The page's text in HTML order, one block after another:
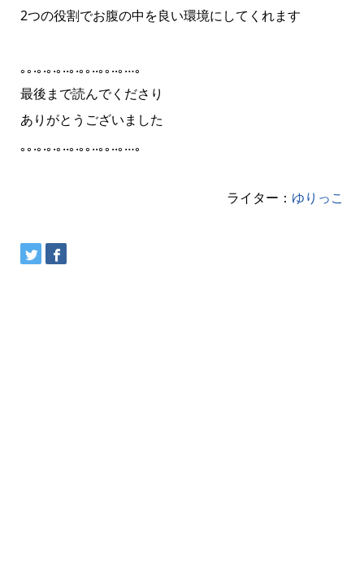
2つの役割でお腹の中を良い環境にしてくれます
｡｡.｡.｡.｡..｡.｡｡..｡｡..｡…。‎
最後まで読んでくださり
ありがとうございました
｡｡.｡.｡.｡..｡.｡｡..｡｡..｡…。‎
ライター： ゆりっこ